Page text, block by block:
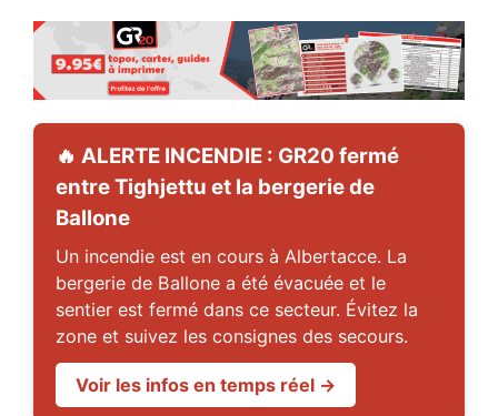
🔥 ALERTE INCENDIE : GR20 fermé
entre Tighjettu et la bergerie de
Ballone
Un incendie est en cours à Albertacce. La
bergerie de Ballone a été évacuée et le
sentier est fermé dans ce secteur. Évitez la
zone et suivez les consignes des secours.
Voir les infos en temps réel →